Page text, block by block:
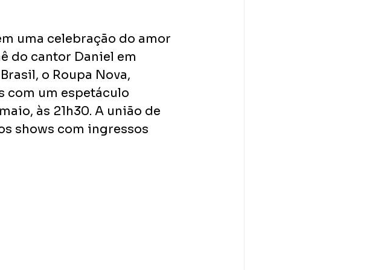
uma celebração do amor​
do cantor Daniel em​
o Roupa Nova,​
com um espetáculo​
às 21h30. A união de​
shows com ingressos